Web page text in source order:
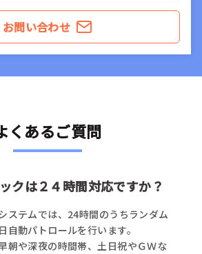
お問い合わせ
くあるご質問
クは２４時間対応ですか？
ステムでは、24時間のうちランダム
自動パトロールを行います。
朝や深夜の時間帯、土日祝やＧＷな